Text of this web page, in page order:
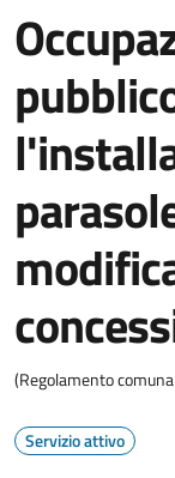
(Regolamento
Servizio attivo